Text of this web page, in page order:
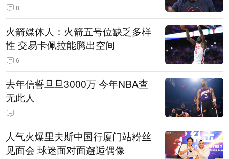
8
火箭媒体人：火箭五号位缺乏多样
性 交易卡佩拉能腾出空间
6
去年信誓旦旦3000万 今年NBA查
无此人
人气火爆里夫斯中国行厦门站粉丝
见面会 球迷面对面邂逅偶像